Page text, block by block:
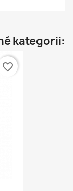
kategorii:
favorite_border